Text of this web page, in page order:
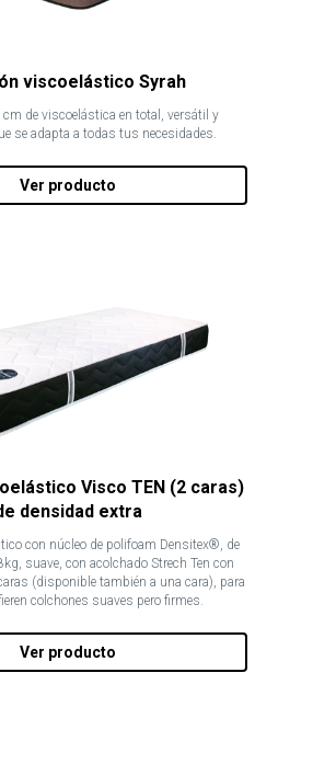
viscoelástico Syrah
cm de viscoelástica en total, versátil y
se adapta a todas tus necesidades.
Ver producto
Visco TEN (2 caras)
densidad extra
con núcleo de polifoam Densitex®, de
suave, con acolchado Strech Ten con
(disponible también a una cara), para
colchones suaves pero firmes.
Ver producto